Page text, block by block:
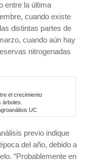
entre la última
cuando existe
distintas partes de
cuando aún hay
nitrogenadas
el crecimiento
UC
previo indique
del año, debido a
“Probablemente en